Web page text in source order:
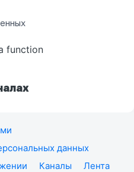
function
данных
Каналы
Лента